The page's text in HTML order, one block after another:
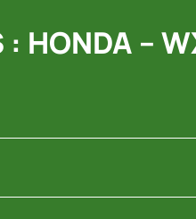
HONDA –